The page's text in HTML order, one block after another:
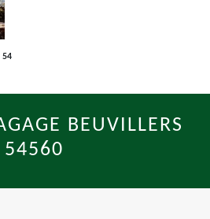
54
BEUVILLERS
54560